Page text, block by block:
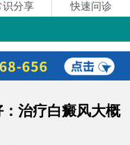
识分享 快速问诊
概需要多少钱>
治疗白癜风大概